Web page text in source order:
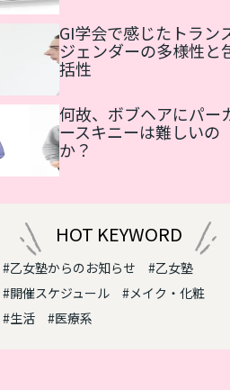
GI学会で感じたトラン
ジェンダーの多様性と
括性
何故、ボブヘアにパー
ースキニーは難しいの
か？
HOT KEYWORD
#乙女塾からのお知らせ
#乙女塾
#開催スケジュール
#メイク・化粧
#生活
#医療系